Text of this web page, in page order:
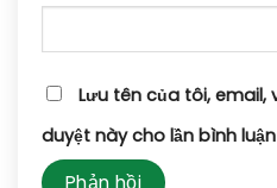
Lưu tên của tôi,
duyệt này cho lần bình